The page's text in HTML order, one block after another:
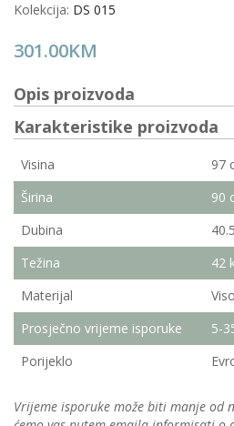
Kolekcija: DS 015
301.00KM
Opis proizvoda
Karakteristike proizvoda
Visina
97
Širina
90
Dubina
Težina
42
Materijal
Prosječno vrijeme isporuke
5-
Porijeklo
Vrijeme isporuke može biti manje od